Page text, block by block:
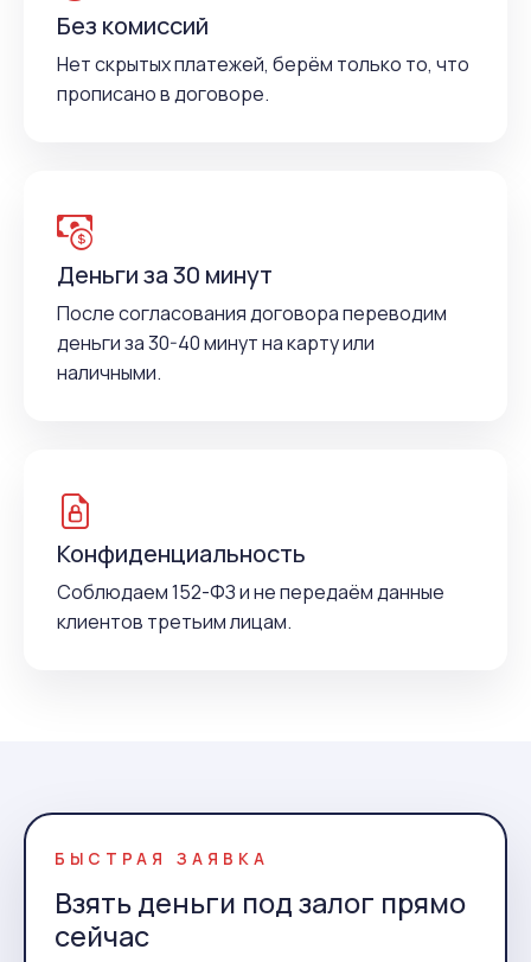
Без комиссий
Нет скрытых платежей, берём только то, что
прописано в договоре.
Деньги за 30 минут
После согласования договора переводим
деньги за 30-40 минут на карту или
наличными.
Конфиденциальность
Соблюдаем 152-ФЗ и не передаём данные
клиентов третьим лицам.
БЫСТРАЯ ЗАЯВКА
Взять деньги под залог прямо
сейчас